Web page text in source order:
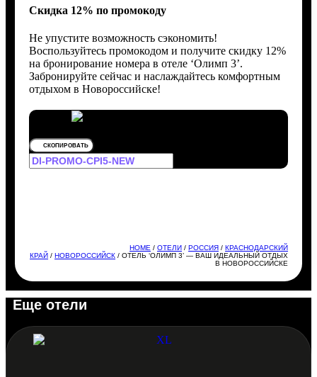
Скидка 12% по промокоду
Не упустите возможность сэкономить!
Воспользуйтесь промокодом и получите скидку 12%
на бронирование номера в отеле ‘Олимп 3’.
Забронируйте сейчас и наслаждайтесь комфортным
отдыхом в Новороссийске!
СКОПИРОВАТЬ
HOME /ОТЕЛИ /РОССИЯ /КРАСНОДАРСКИЙ
КРАЙ /НОВОРОССИЙСК / ОТЕЛЬ ‘ОЛИМП 3’ — ВАШ ИДЕАЛЬНЫЙ ОТДЫХ
В НОВОРОССИЙСКЕ
Еще отели